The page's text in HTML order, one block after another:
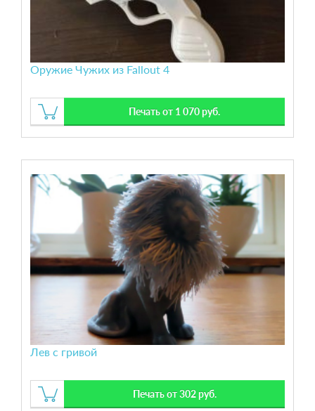
Оружие Чужих из Fallout 4
Печать от 1 070 руб.
Лев с гривой
Печать от 302 руб.